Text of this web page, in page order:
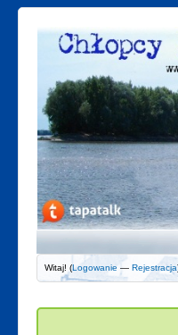
Witaj! (Logowanie —Rejestracja